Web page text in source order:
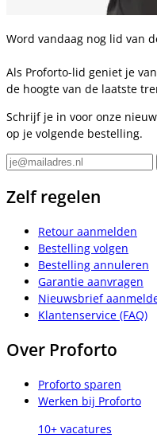
Word vandaag nog lid van
Als Proforto-lid geniet je
de hoogte van de laatste
Schrijf je in voor onze
op je volgende bestelling.
Zelf regelen
Retour aanmelden
Bestelling volgen
Bestelling annuleren
Garantie aanvragen
Nieuwsbrief
Klantenservice (FAQ)
Over Proforto
Proforto sparen
Werken bij Proforto
10+ vacatures